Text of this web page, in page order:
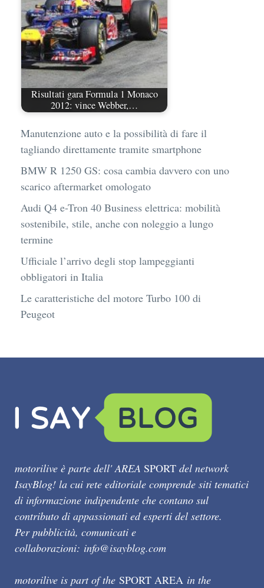
Risultati gara Formula 1 Monaco
2012: vince Webber,…
Manutenzione auto e la possibilità di fare il
tagliando direttamente tramite smartphone
BMW R 1250 GS: cosa cambia davvero con uno
scarico aftermarket omologato
Audi Q4 e-Tron 40 Business elettrica: mobilità
sostenibile, stile, anche con noleggio a lungo
termine
Ufficiale l’arrivo degli stop lampeggianti
obbligatori in Italia
Le caratteristiche del motore Turbo 100 di
Peugeot
motorilive è parte dell' AREA SPORT del network
IsayBlog! la cui rete editoriale comprende siti tematici
di informazione indipendente che contano sul
contributo di appassionati ed esperti del settore.
Per pubblicità, comunicati e
collaborazioni: info@isayblog.com
motorilive is part of the SPORT AREA in the